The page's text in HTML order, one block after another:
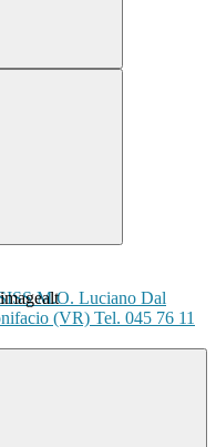
M.O. Luciano Dal
(VR) Tel. 045 76 11